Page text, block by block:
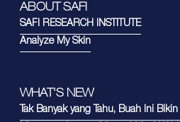
ABOUT SAFI
SAFI RESEARCH INSTITUTE
Analyze My Skin
WHAT'S NEW
Tak Banyak yang Tahu, Buah Ini